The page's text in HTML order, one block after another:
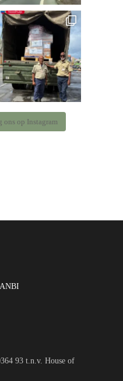
ons op Instagram
ANBI
93 t.n.v. House of